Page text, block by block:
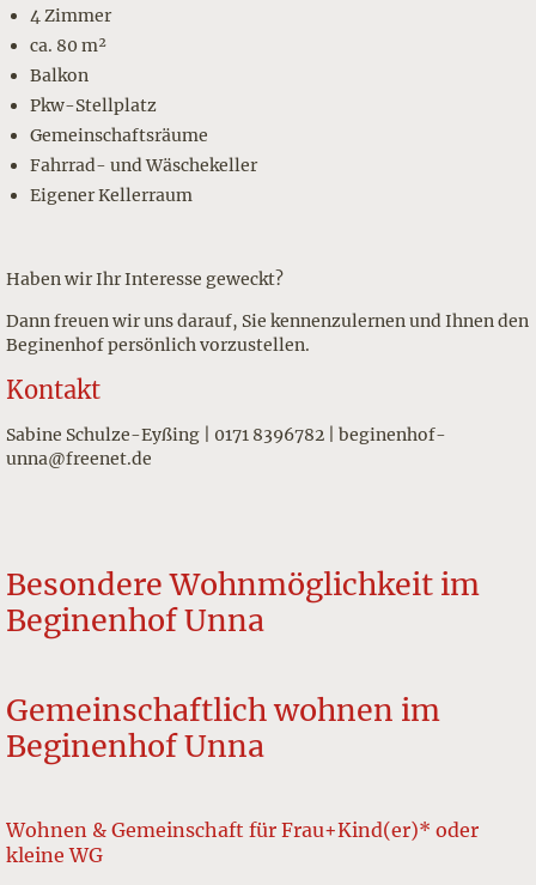
4 Zimmer
ca. 80 m²
Balkon
Pkw-Stellplatz
Gemeinschaftsräume
Fahrrad- und Wäschekeller
Eigener Kellerraum
Haben wir Ihr Interesse geweckt?
Dann freuen wir uns darauf, Sie kennenzulernen und Ihnen den
Beginenhof persönlich vorzustellen.
Kontakt
Sabine Schulze-Eyßing | 0171 8396782 | beginenhof-
unna@freenet.de
Besondere Wohnmöglichkeit im
Beginenhof Unna
Gemeinschaftlich wohnen im
Beginenhof Unna
Wohnen & Gemeinschaft für Frau+Kind(er)* oder
kleine WG